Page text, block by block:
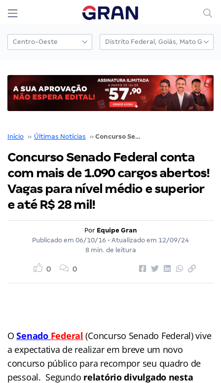
Início ›› Últimas Notícias ›› Concurso Senado Federal conta com mais de 1.090 cargos abertos! Vagas para nível médio e superior e até R$ 28 mil!
Concurso Senado Federal conta
com mais de 1.090 cargos abertos!
Vagas para nível médio e superior
e até R$ 28 mil!
Por Equipe Gran
Publicado em 06/10/16 • Atualizado em 12/09/24
8 min. de leitura
0 0
OSenado Federal (Concurso Senado Federal) vive
a expectativa de realizar em breve um novo
concurso público para recompor seu quadro de
pessoal. Segundo relatório divulgado nesta